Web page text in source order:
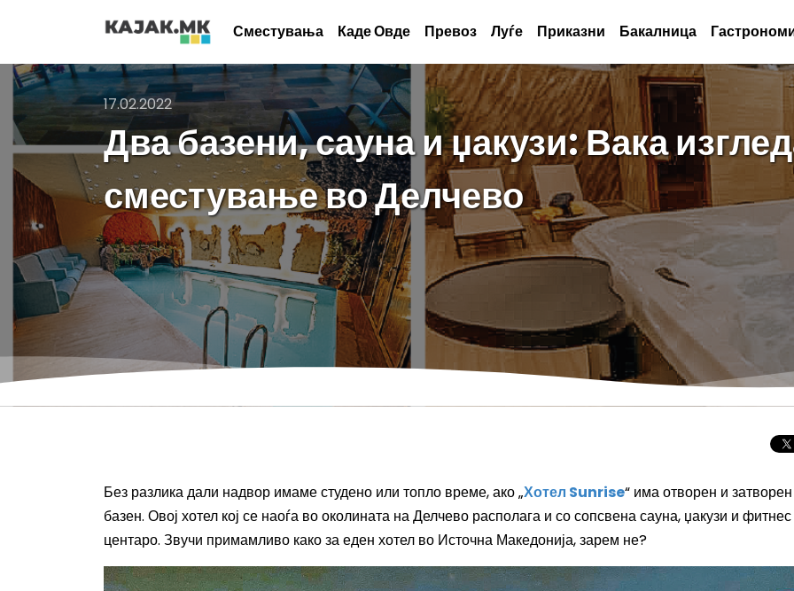
Сместувања Каде Овде Превоз Луѓе Приказни Бакалница
17.02.2022
Два базени, сауна и џакузи: Вака
сместување во Делчево
Без разлика дали надвор имаме студено или топло време, ако „Хотел Sunrise“ има отворен и затворен
базен. Овој хотел кој се наоѓа во околината на Делчево располага и со сопсвена сауна, џакузи и фитнес
центаро. Звучи примамливо како за еден хотел во Источна Македонија, зарем не?